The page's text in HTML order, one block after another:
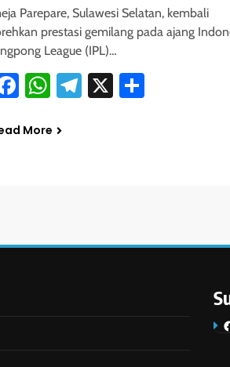
Parepare, Sulawesi Selatan, kembali
prestasi gemilang pada ajang
League (IPL)…
Facebook
WhatsApp
Telegram
X Share
More